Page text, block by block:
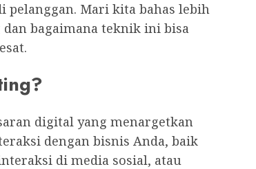
Mari kita bahas lebih
bagaimana teknik ini bisa
digital yang menargetkan
dengan bisnis Anda, baik
di media sosial, atau